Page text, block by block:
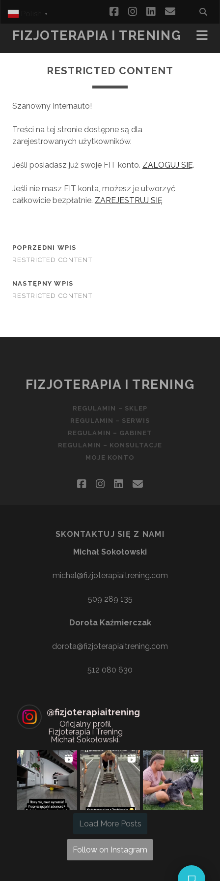
facebookinstagram
linkedinemail
FIZJOTERAPIA I TRENING
RESTRICTED CONTENT
Szanowny Internauto!
Treści na tej stronie dostępne są dla
zarejestrowanych użytkowników.
Jeśli posiadasz już swoje FIT konto. ZALOGUJ SIĘ.
Jeśli nie masz FIT konta, możesz je utworzyć
całkowicie bezpłatnie. ZAREJESTRUJ SIĘ
POPRZEDNI WPIS
RESTRICTED CONTENT
NASTĘPNY WPIS
RESTRICTED CONTENT
FIZJOTERAPIA I TRENING
REGULAMIN – SKLEP
REGULAMIN – SERWIS
REGULAMIN – GABINET
REGULAMIN – KONSULTACJE
MOJE KONTO
facebookinstagram
linkedin
email
SKONTAKTUJ SIĘ Z NAMI
Michał Sokołowski
michal@fizjoterapiaitrening.com
509 289 135
Dorota Kaźmierczak
dorota@fizjoterapiaitrening.com
512 080 630
@fizjoterapiaitrening
Oficjalny profil
Fizjoterapia i Trening
Michał Sokołowski.
Load More Posts
Follow on Instagram
▼